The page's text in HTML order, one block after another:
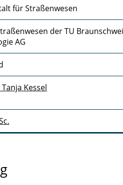
für Straßenwesen
der TU
AG
Kessel